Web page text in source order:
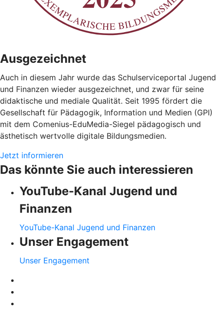
Ausgezeichnet
Auch in diesem Jahr wurde das Schulserviceportal Jugend
und Finanzen wieder ausgezeichnet, und zwar für seine
didaktische und mediale Qualität. Seit 1995 fördert die
Gesellschaft für Pädagogik, Information und Medien (GPI)
mit dem Comenius-EduMedia-Siegel pädagogisch und
ästhetisch wertvolle digitale Bildungsmedien.
Jetzt informieren
Das könnte Sie auch interessieren
YouTube-Kanal Jugend und
Finanzen
YouTube-Kanal Jugend und Finanzen
Unser Engagement
Unser Engagement